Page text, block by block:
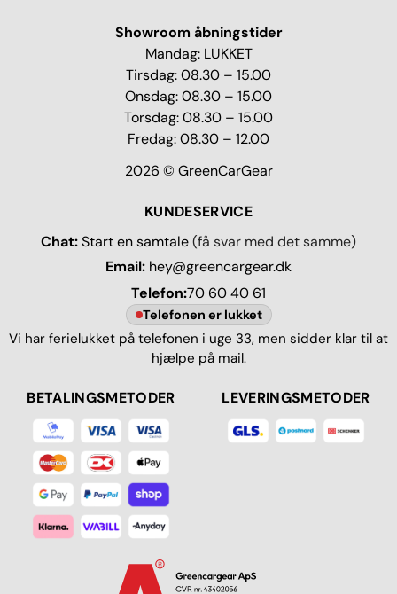
Showroom åbningstider
Mandag: LUKKET
Tirsdag: 08.30 – 15.00
Onsdag: 08.30 – 15.00
Torsdag: 08.30 – 15.00
Fredag: 08.30 – 12.00
2026 © GreenCarGear
KUNDESERVICE
Chat:Start en samtale(få svar med det samme)
Email: hey@greencargear.dk
Telefon:70 60 40 61
Telefonen er lukket
Vi har ferielukket på telefonen i uge 33, men sidder klar til at
hjælpe på mail.
BETALINGSMETODER LEVERINGSMETODER